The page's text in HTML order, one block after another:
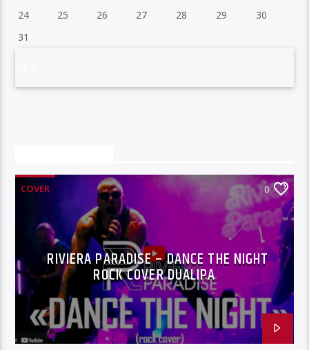
24
25 26 27 28 29
30
31
COVER 0
RIVIERA PARADISE – DANCE THE NIGHT
ROCK COVER DUALIPA